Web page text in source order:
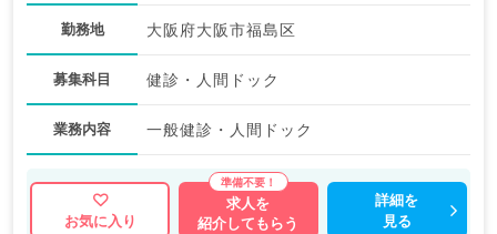
勤務地 大阪府大阪市福島区
募集科目 健診・人間ドック
業務内容 一般健診・人間ドック
お気に入り
求人を
紹介してもらう
詳細を
見る